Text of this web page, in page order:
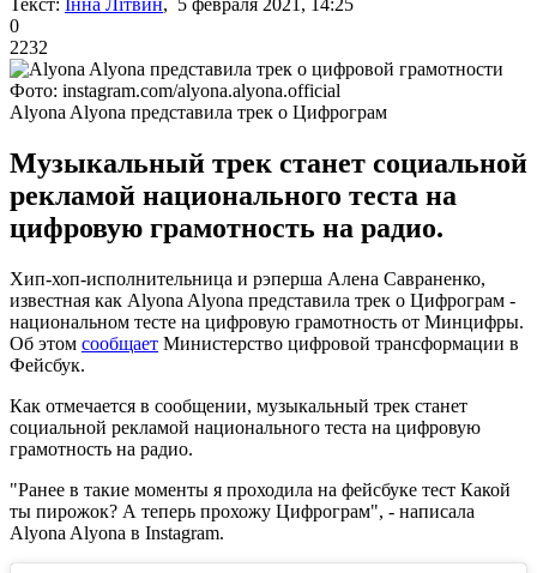
0
2232
Фото: instagram.com/alyona.alyona.official
Alyona Alyona представила трек о Цифрограм
Музыкальный трек станет социальной
рекламой национального теста на
цифровую грамотность на радио.
Хип-хоп-исполнительница и рэперша Алена Савраненко,
известная как Alyona Alyona представила трек о Цифрограм -
национальном тесте на цифровую грамотность от Минцифры.
Об этом сообщает Министерство цифровой трансформации в
Фейсбук.
Как отмечается в сообщении, музыкальный трек станет
социальной рекламой национального теста на цифровую
грамотность на радио.
"Ранее в такие моменты я проходила на фейсбуке тест Какой
ты пирожок? А теперь прохожу Цифрограм", - написала
Alyona Alyona в Instagram.